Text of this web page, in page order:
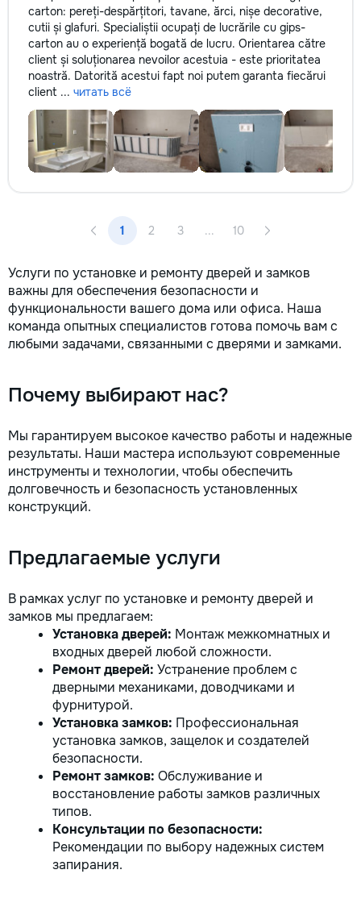
carton: pereți-despărțitori, tavane, ărci, nișe decorative,
cutii și glafuri. Specialiștii ocupați de lucrările cu gips-
carton au o experiență bogată de lucru. Orientarea către
client și soluționarea nevoilor acestuia - este prioritatea
noastră. Datorită acestui fapt noi putem garanta fiecărui
client ... читать всё
1 2 3 ... 10
Услуги по установке и ремонту дверей и замков
важны для обеспечения безопасности и
функциональности вашего дома или офиса. Наша
команда опытных специалистов готова помочь вам с
любыми задачами, связанными с дверями и замками.
Почему выбирают нас?
Мы гарантируем высокое качество работы и надежные
результаты. Наши мастера используют современные
инструменты и технологии, чтобы обеспечить
долговечность и безопасность установленных
конструкций.
Предлагаемые услуги
В рамках услуг по установке и ремонту дверей и
замков мы предлагаем:
Установка дверей: Монтаж межкомнатных и
входных дверей любой сложности.
Ремонт дверей: Устранение проблем с
дверными механиками, доводчиками и
фурнитурой.
Установка замков: Профессиональная
установка замков, защелок и создателей
безопасности.
Ремонт замков: Обслуживание и
восстановление работы замков различных
типов.
Консультации по безопасности:
Рекомендации по выбору надежных систем
запирания.